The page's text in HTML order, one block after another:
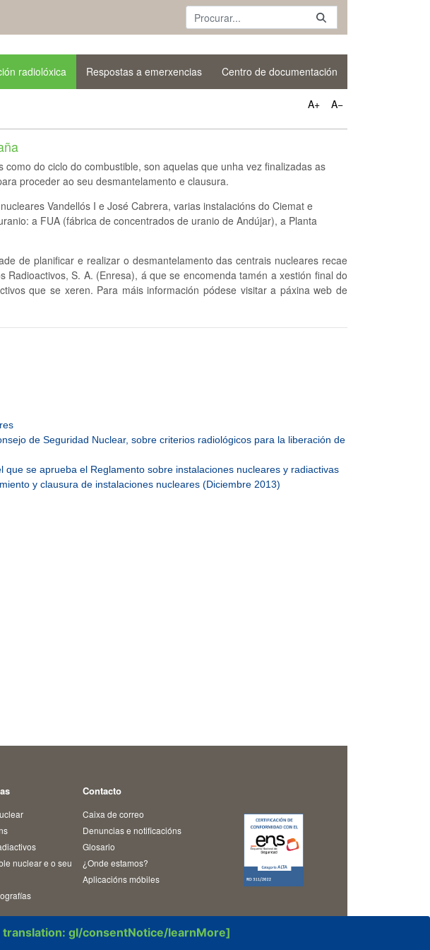
radiolóxica Respostas a emerxencias Centro de documentación
A+ A−
do ciclo do combustible, son aquelas que unha vez finalizadas as
proceder ao seu desmantelamento e clausura.
Vandellós I e José Cabrera, varias instalacións do Ciemat e
a FUA (fábrica de concentrados de uranio de Andújar), a Planta
de planificar e realizar o desmantelamento das centrais nucleares recae
Radioactivos, S. A. (Enresa), á que se encomenda tamén a xestión final do
que se xeren. Para máis información pódese visitar a páxina web de
de Seguridad Nuclear, sobre criterios radiológicos para la liberación de
se aprueba el Reglamento sobre instalaciones nucleares y radiactivas
y clausura de instalaciones nucleares (Diciembre 2013)
nuclear e o seu
Contacto
Caixa de correo
Denuncias e notificacións
Glosario
¿Onde estamos?
Aplicacións móbiles
gl/consentNotice/learnMore]